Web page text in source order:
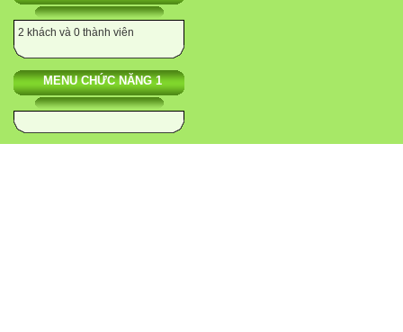
2 khách và 0 thành viên
MENU CHỨC NĂNG 1